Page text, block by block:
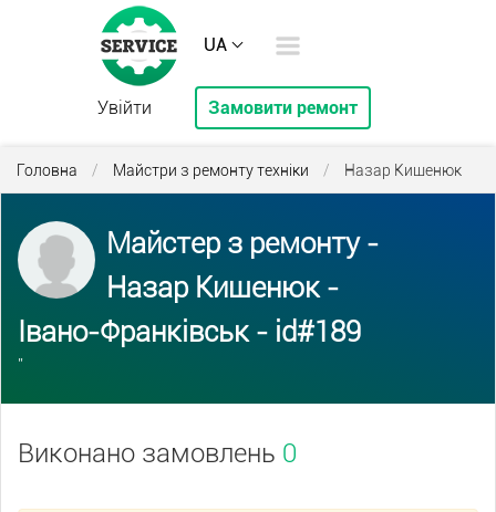
UA
Увійти Замовити ремонт
Головна / Майстри з ремонту техніки / Назар Кишенюк
Майстер з ремонту -
Назар Кишенюк -
Івано-Франківськ - id#189
''
Виконано замовлень 0